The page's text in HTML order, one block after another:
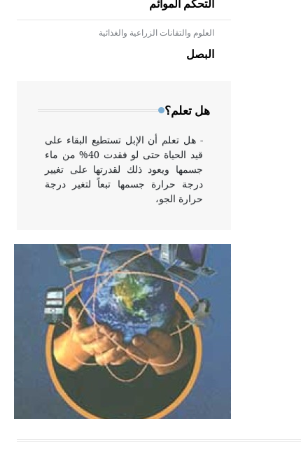
التحكم الموائم
العلوم والتقانات الزراعية والغذائية
البصل
هل تعلم؟
- هل تعلم أن الأبلق نوع من الفنون
الهندسية التي ارتبطت بالعمارة
الإسلامية في بلاد الشام ومصر خاصة،
- هل تعلم أن الإبل تستطيع البقاء على
قيد الحياة حتى لو فقدت 40% من ماء
جسمها ويعود ذلك لقدرتها على تغيير
درجة حرارة جسمها تبعاً لتغير درجة
حرارة الجو،
- هل تعلم أن أبقراط كتب في الطب
أربعة مؤلفات هي: الحكم، الأدلة، تنظيم
التغذية، ورسالته في جروح الرأس.
ويعود له الفضل بأنه حرر الطب من
الدين والفلسفة.
- هل تعلم أن المرجان إفراز حيواني
يتكون في البحر ويتركب من مادة
كربونات الكلسيوم، وهو أحمر أو شديد
الحمرة وهو أجود أنواعه، ويمتاز بكبر
الحجم ويسمى الش